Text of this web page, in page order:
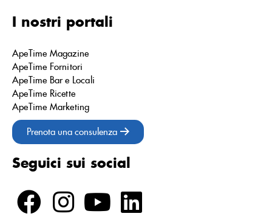
I nostri portali
ApeTime Magazine
ApeTime Fornitori
ApeTime Bar e Locali
ApeTime Ricette
ApeTime Marketing
Prenota una consulenza
Seguici sui social